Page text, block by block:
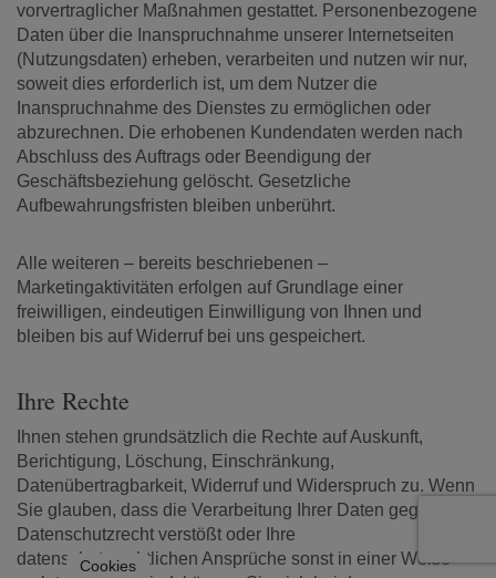
vorvertraglicher Maßnahmen gestattet. Personenbezogene
Daten über die Inanspruchnahme unserer Internetseiten
(Nutzungsdaten) erheben, verarbeiten und nutzen wir nur,
soweit dies erforderlich ist, um dem Nutzer die
Inanspruchnahme des Dienstes zu ermöglichen oder
abzurechnen. Die erhobenen Kundendaten werden nach
Abschluss des Auftrags oder Beendigung der
Geschäftsbeziehung gelöscht. Gesetzliche
Aufbewahrungsfristen bleiben unberührt.
Alle weiteren – bereits beschriebenen –
Marketingaktivitäten erfolgen auf Grundlage einer
freiwilligen, eindeutigen Einwilligung von Ihnen und
bleiben bis auf Widerruf bei uns gespeichert.
Ihre Rechte
Ihnen stehen grundsätzlich die Rechte auf Auskunft,
Berichtigung, Löschung, Einschränkung,
Datenübertragbarkeit, Widerruf und Widerspruch zu. Wenn
Sie glauben, dass die Verarbeitung Ihrer Daten gegen das
Datenschutzrecht verstößt oder Ihre
datenschutzrechtlichen Ansprüche sonst in einer Weise
Cookies